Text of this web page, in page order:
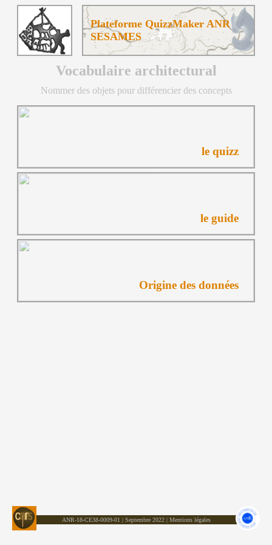
Plateforme QuizzMaker ANR
SESAMES
Vocabulaire architectural
Nommer des objets pour différencier des concepts
le quizz
le guide
Origine des données
ANR-18-CE38-0009-01 | Septembre 2022 | Mentions légales